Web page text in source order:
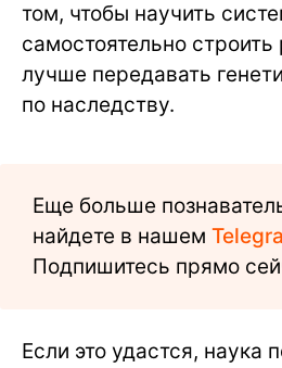
том, чтобы научить
самостоятельно
лучше передавать
по наследству.
Еще больше
найдете в нашем
Подпишитесь прямо
Если это удастся, наука